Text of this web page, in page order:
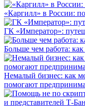
«Каргилл» в России:
ГК «Император»:
Больше чем работа:
Немалый бизнес: как
помогают